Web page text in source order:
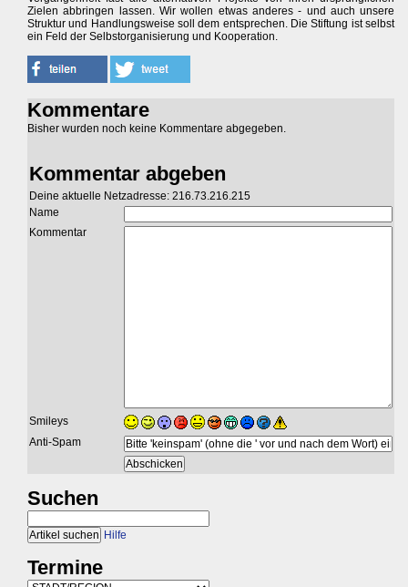
Zielen abbringen lassen. Wir wollen etwas anderes - und auch unsere
Struktur und Handlungsweise soll dem entsprechen. Die Stiftung ist selbst
ein Feld der Selbstorganisierung und Kooperation.
Kommentare
Bisher wurden noch keine Kommentare abgegeben.
Kommentar abgeben
Deine aktuelle Netzadresse: 216.73.216.215
Name
Kommentar
Smileys
Anti-Spam
Suchen
Hilfe
Termine